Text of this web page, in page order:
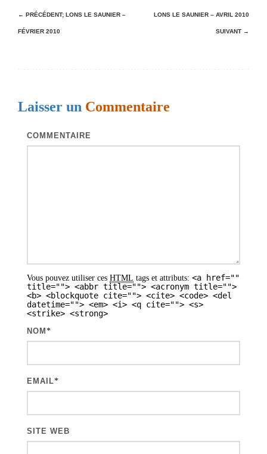
N
a
a
← PRÉCÉDENT; LONS LE SAUNIER –
FÉVRIER 2010
LONS LE SAUNIER – AVRIL 2010
SUIVANT →
Laisser un Commentaire
COMMENTAIRE
Vous pouvez utiliser ces HTML tags et attributs: <a href=""
title=""> <abbr title=""> <acronym title="">
<b> <blockquote cite=""> <cite> <code> <del
datetime=""> <em> <i> <q cite=""> <s>
<strike> <strong>
NOM *
EMAIL*
SITE WEB